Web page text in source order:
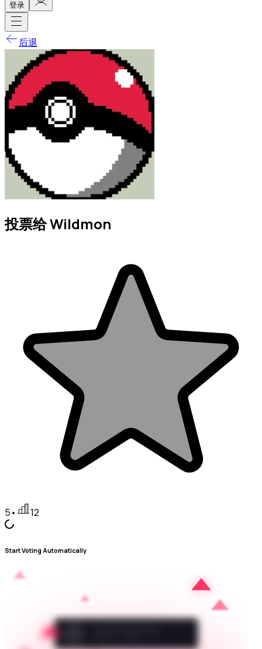
登录
后退
投票给 Wildmon
5• 12
Start Voting Automatically